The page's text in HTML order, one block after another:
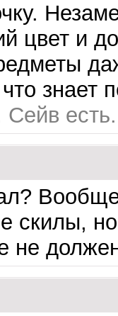
цвет и
знает
Сейв есть.
скилы,
не